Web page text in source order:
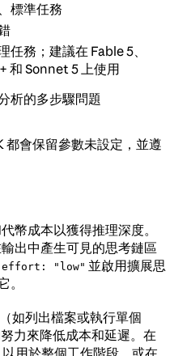
標準任務
任務；建議在 Fable 5、
和 Sonnet 5 上使用
析的多步驟問題
都會保留參數未設定，並遵
幣成本以獲得推理深度。
出中產生可見的思考鏈區
effort: "low" 並啟用擴展思
。
如列出檔案或執行單個
力來降低成本和延遲。在